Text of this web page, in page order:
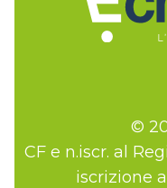
©
CF e n.iscr. al
iscrizione